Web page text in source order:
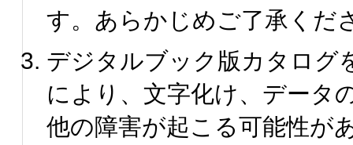
す。あらかじめご了承くだ
デジタルブック版カタログ
により、文字化け、データ
他の障害が起こる可能性が